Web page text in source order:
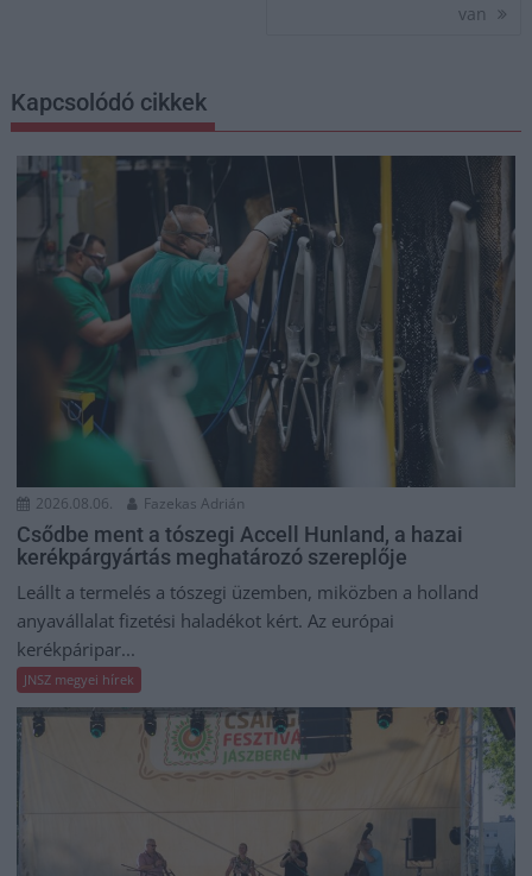
van
Kapcsolódó cikkek
2026.08.06. Fazekas Adrián
Csődbe ment a tószegi Accell Hunland, a hazai
kerékpárgyártás meghatározó szereplője
Leállt a termelés a tószegi üzemben, miközben a holland
anyavállalat fizetési haladékot kért. Az európai
kerékpáripar...
JNSZ megyei hírek